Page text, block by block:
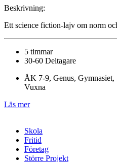
Beskrivning:
Ett science fiction-lajv om norm
5 timmar
30-60 Deltagare
ÅK 7-9, Genus,
Vuxna
Läs mer
Skola
Fritid
Företag
Större Projekt